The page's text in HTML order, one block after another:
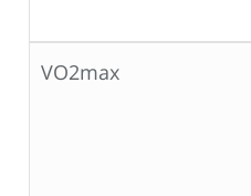
VO2max